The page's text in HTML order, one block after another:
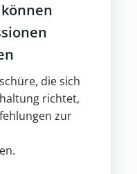
die sich
richtet,
zur